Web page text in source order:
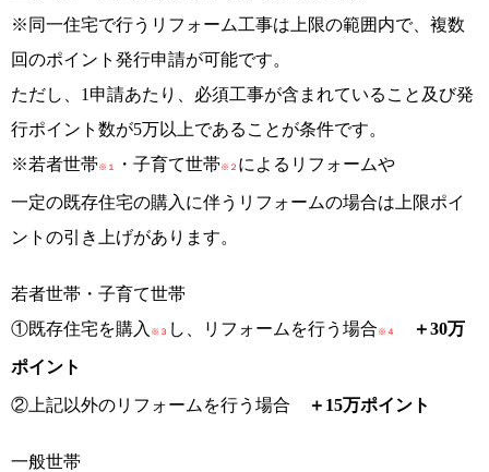
※同一住宅で行うリフォーム工事は上限の範囲内で、複数
回のポイント発行申請が可能です。
ただし、1申請あたり、必須工事が含まれていること及び発
行ポイント数が5万以上であることが条件です。
※若者世帯 ※１ ・子育て世帯 ※２ によるリフォームや
一定の既存住宅の購入に伴うリフォームの場合は上限ポイ
ントの引き上げがあります。
若者世帯・子育て世帯
①既存住宅を購入 ※３ し、リフォームを行う場合 ※４ ＋30万
ポイント
②上記以外のリフォームを行う場合 ＋15万ポイント
一般世帯